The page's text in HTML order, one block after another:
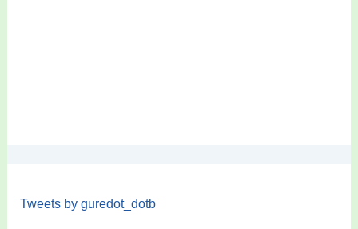
Tweets by guredot_dotb